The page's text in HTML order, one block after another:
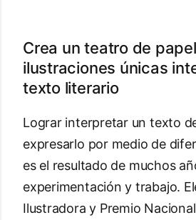
Crea un teatro de
ilustraciones únicas
texto literario
Lograr interpretar un texto
expresarlo por medio de
es el resultado de muchos
experimentación y trabajo.
Ilustradora y Premio